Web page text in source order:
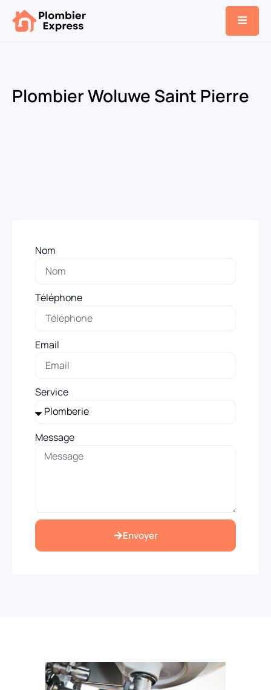
Plombier Woluwe Saint Pierre
Nom
Téléphone
Email
Service
Message
Envoyer